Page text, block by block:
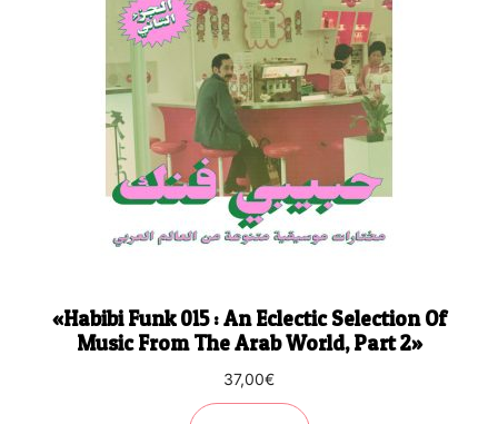
«Habibi Funk 015 : An Eclectic Selection Of
Music From The Arab World, Part 2»
37,00€